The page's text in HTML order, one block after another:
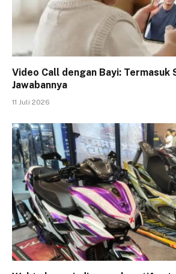
Video Call dengan Bayi: Termasuk
Jawabannya
11 Juli 2026